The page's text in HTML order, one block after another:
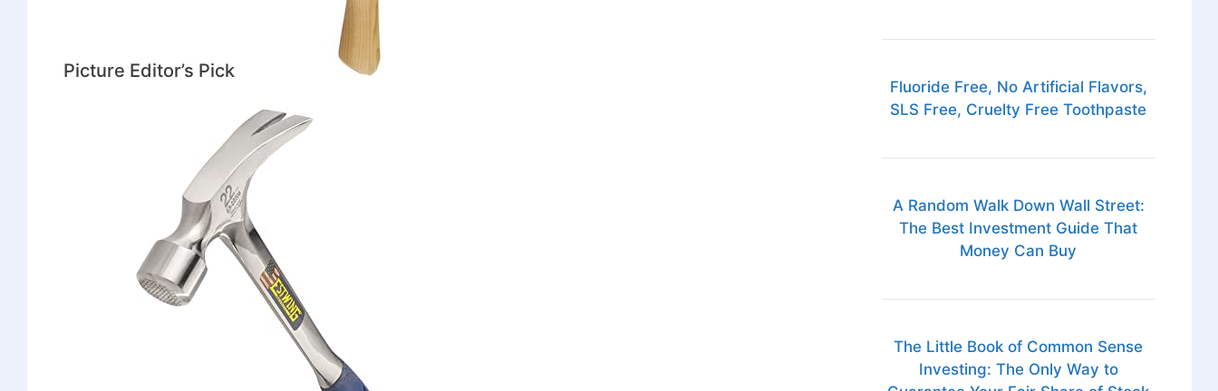
Picture Editor’s Pick
Fluoride Free, No Artificial Flavors,
SLS Free, Cruelty Free Toothpaste
A Random Walk Down Wall Street:
The Best Investment Guide That
Money Can Buy
The Little Book of Common Sense
Investing: The Only Way to